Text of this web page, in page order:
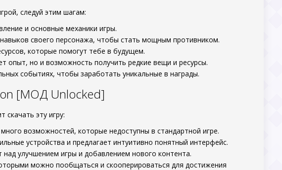
следуй этим шагам:
и основные механики игры.
своего персонажа, чтобы стать мощным противником.
которые помогут тебе в будущем.
опыт, но и возможность получить редкие вещи и ресурсы.
событиях, чтобы заработать уникальные в награды.
[МОД Unlocked]
скачать эту игру:
возможностей, которые недоступны в стандартной игре.
устройства и предлагает интуитивно понятный интерфейс.
улучшением игры и добавлением нового контента.
можно пообщаться и скооперироваться для достижения